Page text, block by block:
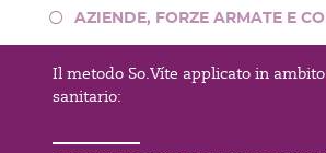
AZIENDE, FORZE ARMATE E
Il metodo So.Víte applicato in
sanitario: